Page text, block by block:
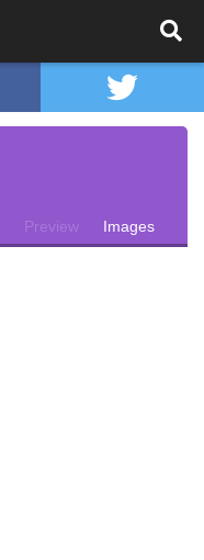
Preview Images